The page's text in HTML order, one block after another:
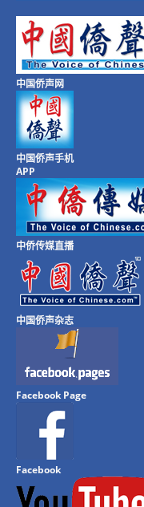
中国侨声网
中国侨声手机
APP
中侨传媒直播
中国侨声杂志
Facebook Page
Facebook